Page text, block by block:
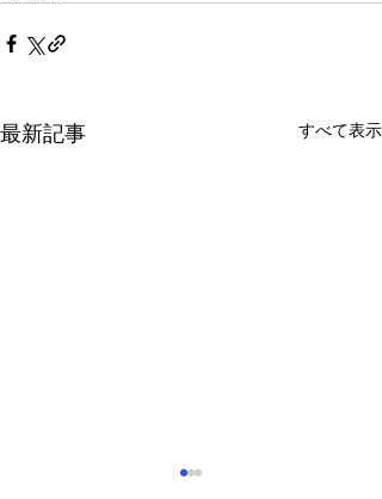
最新記事 すべて表示